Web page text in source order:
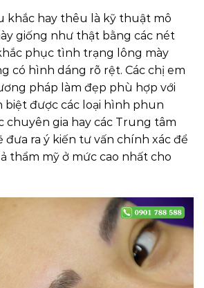
khắc hay thêu là kỹ thuật mô
giống như thật bằng các nét
phục tình trạng lông mày
có hình dáng rõ rệt. Các chị em
pháp làm đẹp phù hợp với
biệt được các loại hình phun
chuyên gia hay các Trung tâm
ra ý kiến tư vấn chính xác để
thẩm mỹ ở mức cao nhất cho